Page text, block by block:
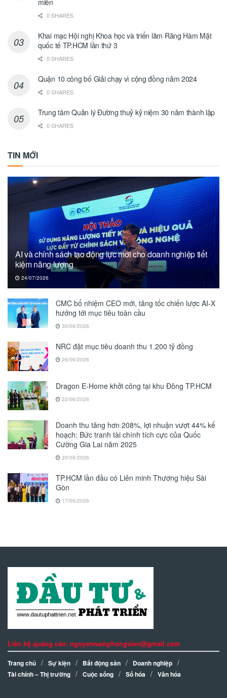
miền
0 SHARES
Khai mạc Hội nghị Khoa học và triển lãm Răng Hàm Mặt
quốc tế TP.HCM lần thứ 3
0 SHARES
Quận 10 công bố Giải chạy vì cộng đồng năm 2024
0 SHARES
Trung tâm Quản lý Đường thuỷ kỷ niệm 30 năm thành lập
0 SHARES
TIN MỚI
AI và chính sách tạo động lực mới cho doanh nghiệp tiết
kiệm năng lượng
24/07/2026
CMC bổ nhiệm CEO mới, tăng tốc chiến lược AI-X
hướng tới mục tiêu toàn cầu
30/06/2026
NRC đặt mục tiêu doanh thu 1.200 tỷ đồng
26/06/2026
Dragon E-Home khởi công tại khu Đông TP.HCM
22/06/2026
Doanh thu tăng hơn 208%, lợi nhuận vượt 44% kế
hoạch: Bức tranh tài chính tích cực của Quốc
Cường Gia Lai năm 2025
20/06/2026
TP.HCM lần đầu có Liên minh Thương hiệu Sài
Gòn
17/06/2026
Liên hệ quảng cáo: nguyennamphongvien@gmail.com
Trang chủ Sự kiện Bất động sản
Doanh nghiệp
Tài chính – Thị trường
Cuộc sống Số hóa Văn hóa